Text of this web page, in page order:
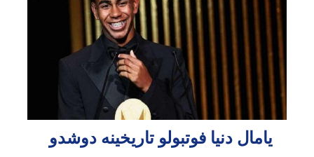
یامال دنیا فوتبولو تاریخینه دوشدو